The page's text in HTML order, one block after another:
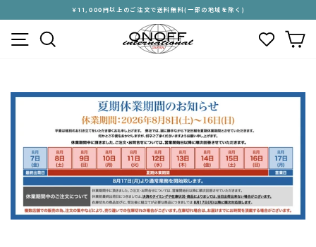
キ
ス
ラ
イ
ョ
ー
を
停
止
す
る
￥11,000円以上のご注文で送料無料(一部の地域を除く)
メニュー